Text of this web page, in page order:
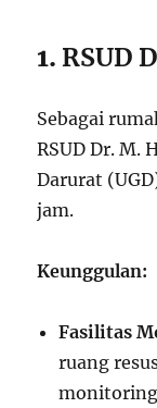
1.RSUD
Sebagai
RSUD Dr. M.
Darurat
jam.
Keunggulan:
Fasilitas
ruang